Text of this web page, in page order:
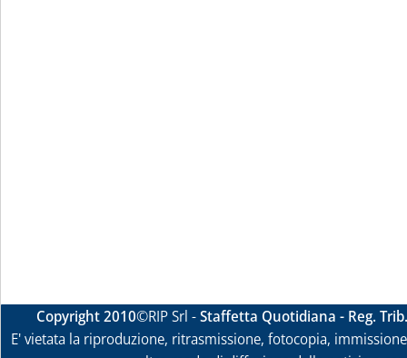
Copyright 2010©RIP Srl -Staffetta Quotidiana - Reg.
E' vietata la riproduzione, ritrasmissione, fotocopia,